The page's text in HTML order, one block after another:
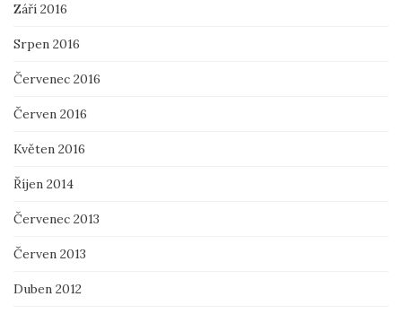
Září 2016
Srpen 2016
Červenec 2016
Červen 2016
Květen 2016
Říjen 2014
Červenec 2013
Červen 2013
Duben 2012